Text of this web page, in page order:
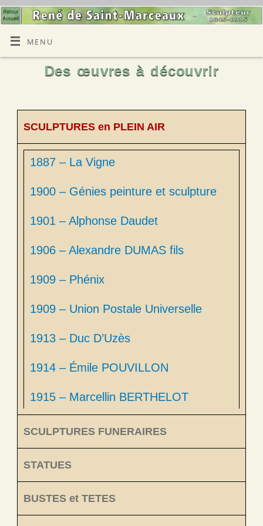
MENU
Des œuvres à découvrir
SCULPTURES en PLEIN AIR
1887 – La Vigne
1900 – Génies peinture et sculpture
1901 – Alphonse Daudet
1906 – Alexandre DUMAS fils
1909 – Phénix
1909 – Union Postale Universelle
1913 – Duc D’Uzès
1914 – Émile POUVILLON
1915 – Marcellin BERTHELOT
SCULPTURES FUNERAIRES
STATUES
BUSTES et TETES